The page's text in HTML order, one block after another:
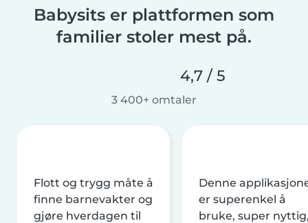
Babysits er plattformen som
familier stoler mest på.
4,7 / 5
3 400+ omtaler
Flott og trygg måte å
finne barnevakter og
gjøre hverdagen til
Denne
er superenkel å
bruke, super